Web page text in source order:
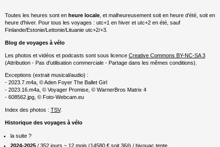
Toutes les heures sont en heure locale, et malheureusement soit en heure d'été, soit en
heure d'hiver. Pour tous les voyages : utc+1 en hiver et utc+2 en été, sauf
Finlande/Estonie/Lettonie/Lituanie utc+2/+3.
Blog de voyages à vélo
Les photos et vidéos et podcasts sont sous licence Creative Commons BY-NC-SA 3
(Attribution - Pas d'utilisation commerciale - Partage dans les mêmes conditions).
Exceptions (extrait musical/audio) :
- 2023.7.m4a, © Aden Foyer The Ballet Girl
- 2023.16.m4a, © Voyager Promise, © WarnerBros Matrix 4
- 608562.jpg, © Foto-Webcam.eu
Index des photos : TSV.
Historique des voyages à vélo
la suite ?
2024-2025/ 352 jours ~ 12 mois (14580€ soit 36/j) / bivouac tente